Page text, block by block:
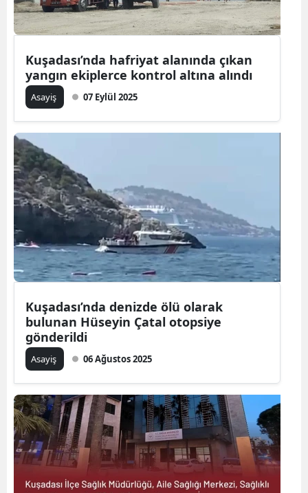
Kuşadası’nda hafriyat alanında çıkan
yangın ekiplerce kontrol altına alındı
Asayiş 07 Eylül 2025
Kuşadası’nda denizde ölü olarak
bulunan Hüseyin Çatal otopsiye
gönderildi
Asayiş 06 Ağustos 2025